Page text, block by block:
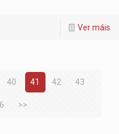
Ver máis
40 41 42 43
>>